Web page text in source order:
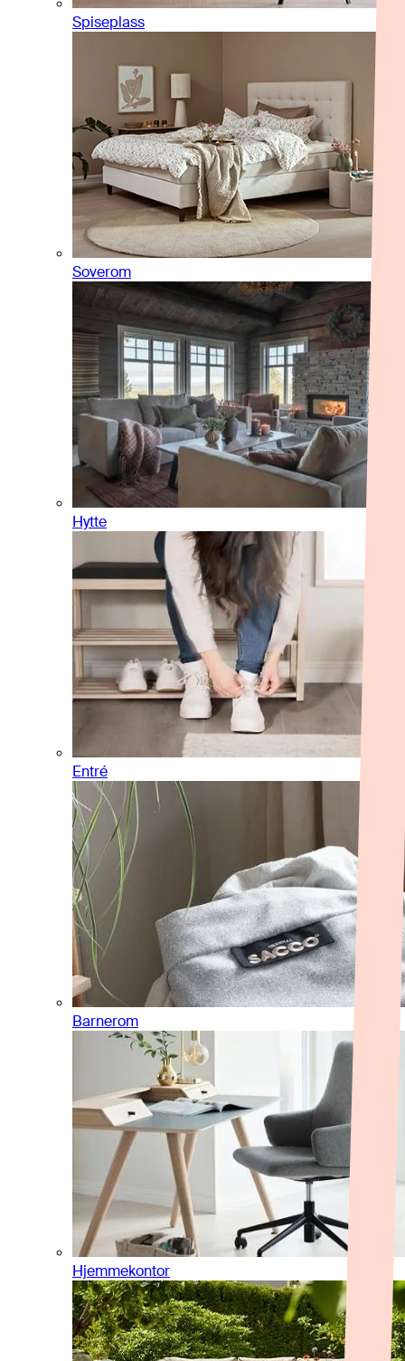
Spiseplass
Soverom
Hytte
Entré
Barnerom
Hjemmekontor